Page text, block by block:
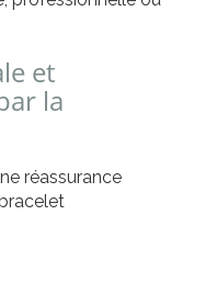
et
la
réassurance